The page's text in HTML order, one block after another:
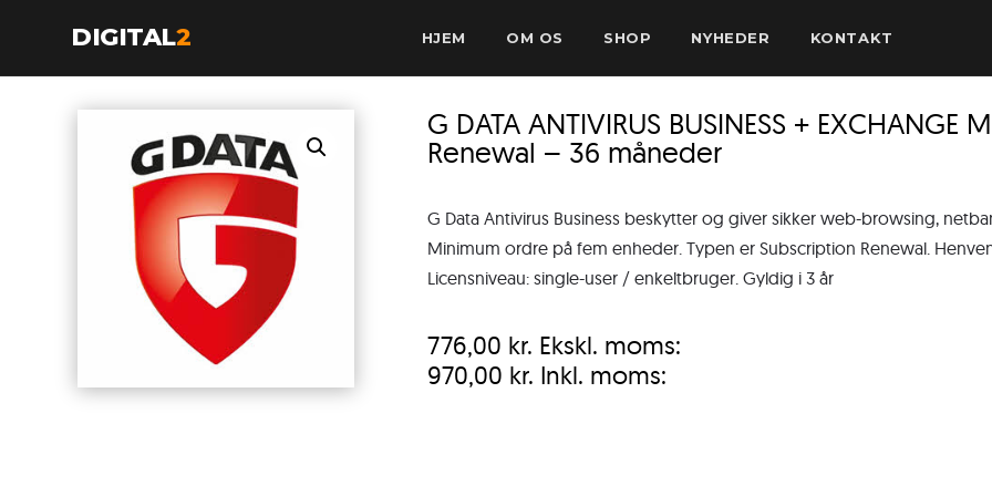
DIGITAL2 HJEM OM OS SHOP NYHEDER KONTAKT
G DATA ANTIVIRUS BUSINESS + EXCHANGE
Renewal – 36 måneder
G Data Antivirus Business beskytter og giver sikker web-browsing,
Minimum ordre på fem enheder. Typen er Subscription Renewal.
Licensniveau: single-user / enkeltbruger. Gyldig i 3 år
776,00 kr. Ekskl. moms:
970,00 kr. Inkl. moms: